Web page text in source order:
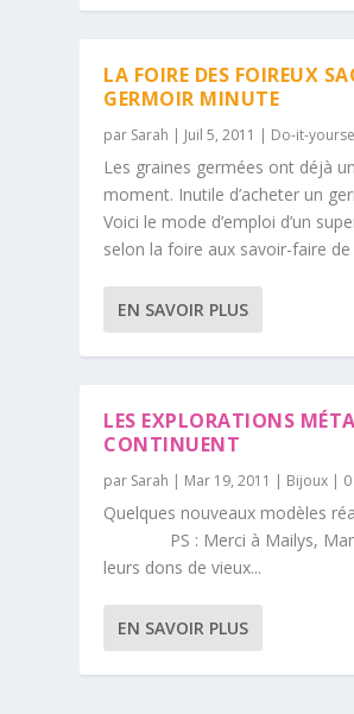
LA FOIRE DES FOIREUX
GERMOIR MINUTE
par Sarah | Juil 5, 2011 | Do-it-
Les graines germées ont déjà
moment. Inutile d’acheter un
Voici le mode d’emploi d’un
selon la foire aux savoir-faire de
EN SAVOIR PLUS
LES EXPLORATIONS
CONTINUENT
par Sarah | Mar 19, 2011 | Bijoux |
Quelques nouveaux
PS : Merci à Mailys,
leurs dons de vieux...
EN SAVOIR PLUS